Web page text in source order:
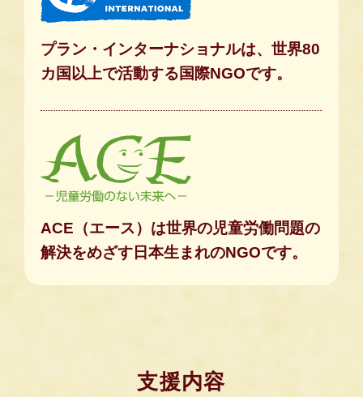
プラン・インターナショナルは、世界80
カ国以上で活動する国際NGOです。
ACE（エース）は世界の児童労働問題の
解決をめざす日本生まれのNGOです。
支援内容